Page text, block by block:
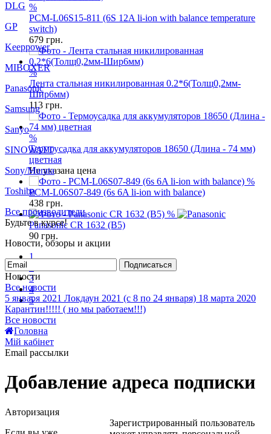
%
PCM-L06S15-811 (6S 12A li-ion with balance temperature
switch)
679 грн.
%
Лента стальная никилированная 0.2*6(Толщ0,2мм-
Шир6мм)
113 грн.
%
Термоусадка для аккумуляторов 18650 (Длина - 74 мм)
цветная
Не указана цена
%
PCM-L06S07-849 (6s 6A li-ion with balance)
438 грн.
%
Panasonic CR 1632 (B5)
90 грн.
1
3
4
5
DLG
GP
Keeppower
MIBOXER
Panasonic
Samsung
Sanyo
SINOWATT
Sony/Murata
Toshiba
Все производители
Будьте в курсе!
Новости, обзоры и акции
Подписаться
Новости
Все новости
5 января 2021 Локдаун 2021 (с 8 по 24 января) 18 марта 2020
Карантин!!!!! ( но мы работаем!!!)
Все новости
Головна
Мій кабінет
Email рассылки
Добавление адреса подписки
Авторизация
Зарегистрированный пользователь